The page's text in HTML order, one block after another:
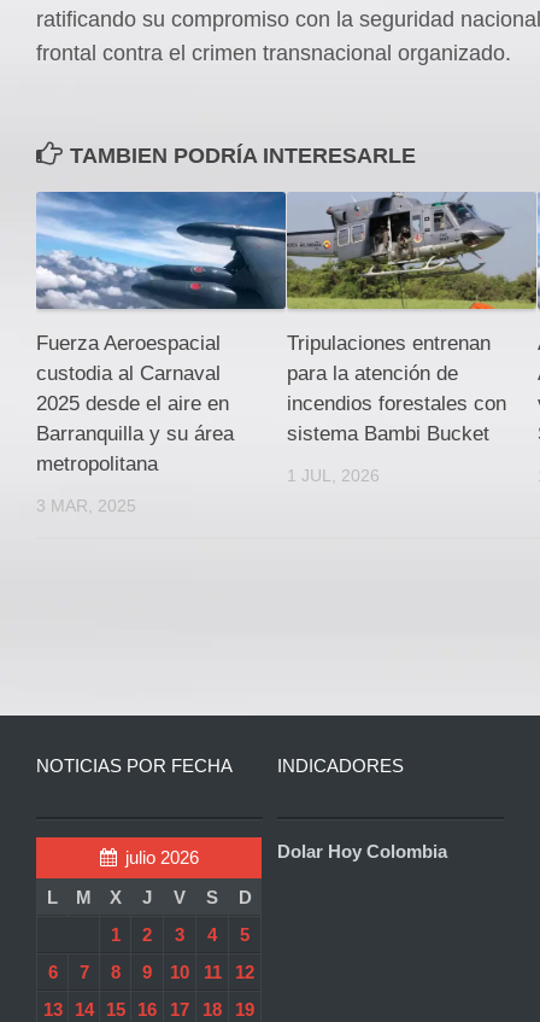
ratificando su compromiso con la seguridad
frontal contra el crimen transnacional organizado.
TAMBIEN PODRÍA INTERESARLE
Fuerza Aeroespacial
custodia al Carnaval
2025 desde el aire en
Barranquilla y su área
metropolitana
3 MAR, 2025
Tripulaciones entrenan
para la atención de
incendios forestales con
sistema Bambi Bucket
1 JUL, 2026
NOTICIAS POR FECHA
julio 2026
L
M X J V S
D
1
2 3 4
5
6
7 8 9 10 11
12
13
14 15 16 17 18
19
INDICADORES
Dolar Hoy Colombia